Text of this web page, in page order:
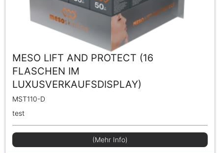
MESO LIFT AND PROTECT (16
FLASCHEN IM
LUXUSVERKAUFSDISPLAY)
MST110-D
test
(Mehr Info)